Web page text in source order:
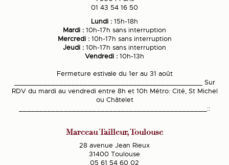
01 43 54 16 50
Lundi : 15h-18h
Mardi : 10h-17h sans interruption
Mercredi :10h-17h sans interruption
Jeudi : 10h-17h sans interruption
Vendredi : 10h-13h
Fermeture estivale du 1er au 31 août
______________________________________________ Sur
RDV du mardi au vendredi entre 8h et 10h Métro: Cité, St Michel
ou Châtelet
______________________________________________::
Marceau Tailleur, Toulouse
28 avenue Jean Rieux
31400 Toulouse
05 61 54 60 02